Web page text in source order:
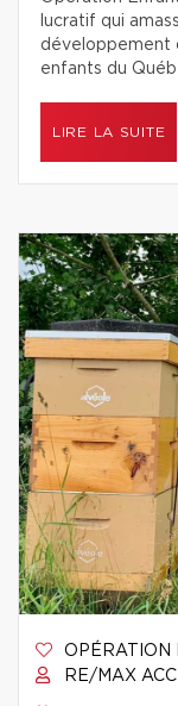
lucratif qui
développement
enfants du
LIRE LA SUITE
OPÉRATION
RE/MAX